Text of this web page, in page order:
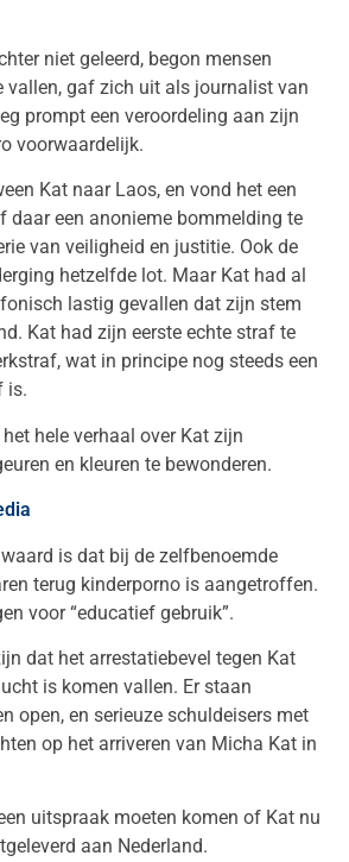
niet geleerd, begon mensen
vallen, gaf zich uit als journalist van
prompt een veroordeling aan zijn
voorwaardelijk.
Kat naar Laos, en vond het een
daar een anonieme bommelding te
van veiligheid en justitie. Ook de
hetzelfde lot. Maar Kat had al
lastig gevallen dat zijn stem
Kat had zijn eerste echte straf te
wat in principe nog steeds een
is.
hele verhaal over Kat zijn
en kleuren te bewonderen.
is dat bij de zelfbenoemde
terug kinderporno is aangetroffen.
voor “educatief gebruik”.
dat het arrestatiebevel tegen Kat
is komen vallen. Er staan
open, en serieuze schuldeisers met
op het arriveren van Micha Kat in
uitspraak moeten komen of Kat nu
aan Nederland.